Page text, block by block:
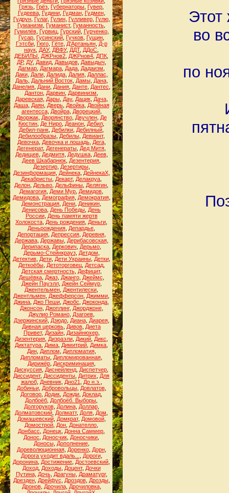
Грязь Грёз Губернаторы Гувер
Гудеева, Гудини, Гудман, Гудмен,
Гудрун, Гулаг, Гулин, Гулливер, Гулю,
Гуманизм
Гуманист, Гуманность
Гумилёв, Гурвиц, Гурский, Гурченко,
Гусар Гусинский Гучков Гущин
Гэтсби, Гюго, Гёте, Д'Артаньян, Д-р
наук ДАУ, ДВФУ, ДДТ, ДДоС
ДЕБИЛЫ
ДЖРнов2 ДЖРнов4 ДПК
ДР, ДУ, Давид, Давыдов, Давыдыч
Дагмар Дагмара Дада Дадаизм
Даки, Дали, Далида, Далия, Даллас
Даль, Дальний Восток, Дамы, Дана,
Данелия Дани Дания Данте Дантес
Дантон Дарвин Дарвинизм
Даревская, Дары, Дау, Дацик, Дача,
Даша, Даян, Дверь, Двойка, Двойная
агентесса, Двойра, Дворецкий,
Дворжак, Дворянство, Двучлен, Де
Кюстин Де Ниро Деанон Дебил
Дебил-панк Дебилки Дебилный
Дебилообразы, Дебилы, Девиант,
Девочка, Девочка и лошадь, Дега,
Дегенерат, Дегенераты Дед Митя
Дедищев, Дедмитя, Дедушка, Деев,
Деев Шкабарнюк Дезентерия
Дезертир, Дезертиры,
Дезинформация, Дейнека, ДейнекаХ,
Декабристы Декарт, Делакруа
Делон Дельво Дельфины Делягин
Демагогия Деми Мур Демидов
Демидова, Демография, Демократия,
Демонстрация Дени Деникин
Денисова День Победы День
России, День памяти жертв
Холокоста День рождения Деньги
Деньрождения Депардье
Депортация, Депрессия, Деревня,
Держава, Державы, Дерибасовская,
Дерипаска Деркович Дерьмо
Дерьмо-Стейнкрауз, Детдом
Детектив, Дети, Дети Украины, Детки,
Деткоёбы, Детоторговец, Детсад,
Детская смертность, Дефицит,
Дешёвка, Джаз, Джанго, Джеймс
Джейн Пауэлл, Джейн Сеймур,
Джентельмен Джентилески
Джентльмен Джефферсон Джимми
Джина Джо Пеши Джобс Джоконда
Джонсон, Джоплинг, Джорджоне,
Джулио Романо, Дзагоев,
Дзержинский, Дзюдо, Диана, Диарея,
Дивная церковь Дивов Диета
Привет, Дизайн, Дизайнюхер,
Дизентерия Дизраэли Дикий Дикс
Диктатура Дима Димитрий Димка
Дин, Диплом Дипломатия,
Дипломаты Дипломированная
Дирижёр, Дискриминация,
Дискуссия Диснейленд Диспетчер
Диссидент, Диссиденты Дитрих
Для
жалоб, Дневник, Дно21 До н.э.
Добиньи, Добровольцы, Довлатов,
Договор Додик Дожди Доклад
Долбоёб Долбоёб. Выборы
Долгоруков, Долина, Доллар,
Долматовский Долматт, Доля Дом
Домашевский, Домкрат, Домовой,
Домострой Дон Донателло
Донбасс
Донецк Донна Саммер
Донос
Доносчик Доносчики
Доносы, Дополнение,
Дореволюционная, Доренко, Дорн,
Дорога уходит вдаль...
Дороги,
Доронина Достижение Достоевский
Доход, Доходы, Доцент, Дочки
Путина, Дочь, Драгуны, Драматург,
Дрезден, Дрейфус Дроздов, Дрозды,
Дронов, Дрочила, Дрочиловка,
Этот
во
по